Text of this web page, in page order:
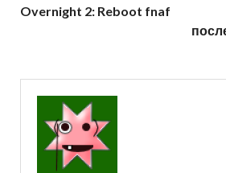
Overnight 2: Reboot fnaf